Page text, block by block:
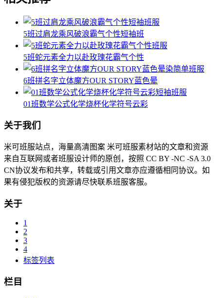
5班过肩龙乘风破浪霸气个性短袖班
5班蛇元素全力以赴玫瑰花霸气个性
6班拼名字立体魔方OUR STORY蓝色晕
01班数学公式化学烧杯化学符号云彩
关于我们
米可班服站点，海量高清图案 米可班服素材站的文章和资源
来自互联网或者班服设计师的原创，按照 CC BY -NC -SA 3.0
CN协议发布和共享，转载或引用文章亦应遵循相同协议。如
果有侵犯版权的资源请尽快联系班服客服。
关于
1
2
3
4
标签列表
栏目